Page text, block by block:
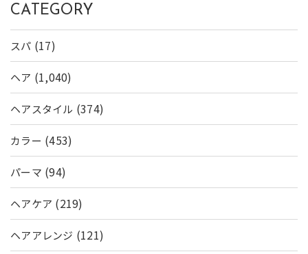
CATEGORY
スパ (17)
ヘア (1,040)
ヘアスタイル (374)
カラー (453)
パーマ (94)
ヘアケア (219)
ヘアアレンジ (121)